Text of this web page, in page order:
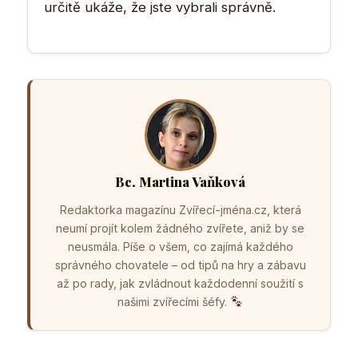
určitě ukáže, že jste vybrali správně.
Bc. Martina Vaňková
Redaktorka magazínu Zvířecí-jména.cz, která
neumí projít kolem žádného zvířete, aniž by se
neusmála. Píše o všem, co zajímá každého
správného chovatele – od tipů na hry a zábavu
až po rady, jak zvládnout každodenní soužití s
našimi zvířecími šéfy.